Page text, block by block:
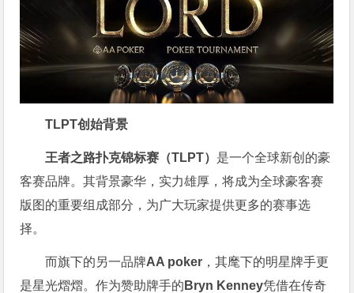
TLPT创始背景
王者之路扑克锦标赛（TLPT） 是一个全球新创的豪
客赛品牌。其背景豪华，实力雄厚，将成为全球豪客赛
版图的重要组成部分，为广大玩家提供更多的赛事选
择。
而旗下的另一品牌AA poker ，其麾下的明星牌手更
是星光熠熠。作为赞助牌手的 Bryn Kenney凭借在传奇